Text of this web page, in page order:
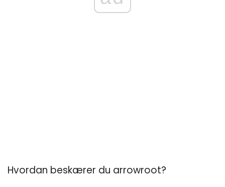
Hvordan beskærer du arrowroot?